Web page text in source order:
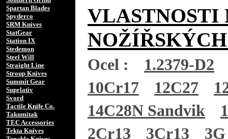
Spartan Blades
Spyderco
SRM Knives
StatGear
Station IX
Stedemon
Steel Will
Straight Line
Stroup Knives
Summit Gear
Suprlativ
Svord
Tactile Knife Co.
Takumitak
TEC Accessories
Tekta Knives
VLASTNOSTI
Ocel :
1.2379-D2
10Cr17
12C27
14C28N Sandvik
2Cr13
3Cr13
3G